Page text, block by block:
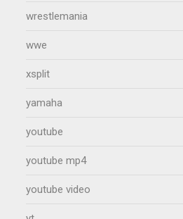
wrestlemania
wwe
xsplit
yamaha
youtube
youtube mp4
youtube video